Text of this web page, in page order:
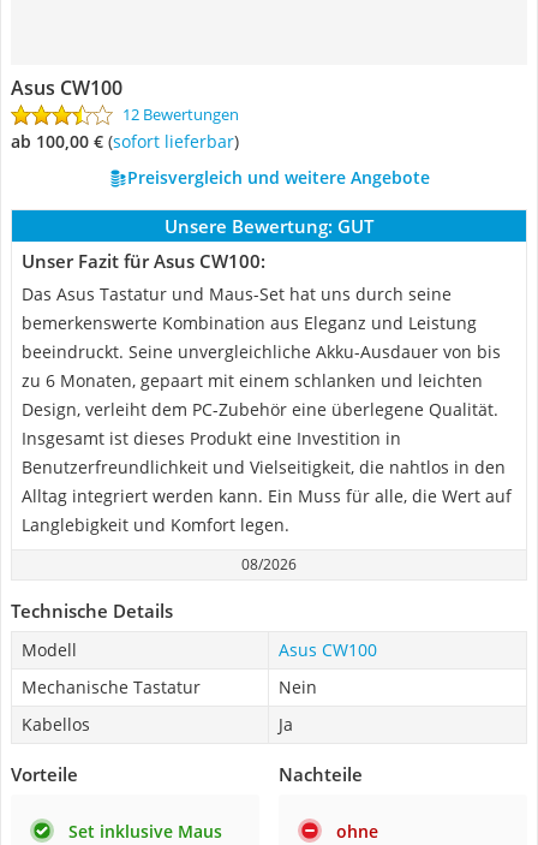
Asus CW100
12 Bewertungen
ab 100,00 € ( Sofort lieferbar)
Preisvergleich und weitere Angebote
Unsere Bewertung: GUT
Unser Fazit für Asus CW100:
Das Asus Tastatur und Maus-Set hat uns durch seine
bemerkenswerte Kombination aus Eleganz und Leistung
beeindruckt. Seine unvergleichliche Akku-Ausdauer von bis
zu 6 Monaten, gepaart mit einem schlanken und leichten
Design, verleiht dem PC-Zubehör eine überlegene Qualität.
Insgesamt ist dieses Produkt eine Investition in
Benutzerfreundlichkeit und Vielseitigkeit, die nahtlos in den
Alltag integriert werden kann. Ein Muss für alle, die Wert auf
Langlebigkeit und Komfort legen.
08/2026
Technische Details
Modell
Asus CW100
Mechanische Tastatur
Nein
Kabellos
Ja
Vorteile
Set inklusive Maus
Nachteile
ohne